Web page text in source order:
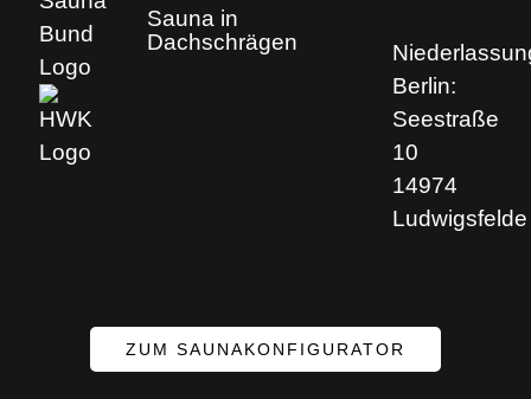
Sauna in
Dachschrägen
Berlin:
Seestraße
10
14974
Ludwigsfelde
ZUM SAUNAKONFIGURATOR